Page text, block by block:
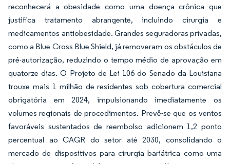
reconhecerá a obesidade como uma doença crônica que
justifica tratamento abrangente, incluindo cirurgia e
medicamentos antiobesidade. Grandes seguradoras privadas,
como a Blue Cross Blue Shield, já removeram os obstáculos de
pré-autorização, reduzindo o tempo médio de aprovação em
quatorze dias. O Projeto de Lei 106 do Senado da Louisiana
trouxe mais 1 milhão de residentes sob cobertura comercial
obrigatória em 2024, impulsionando imediatamente os
volumes regionais de procedimentos. Prevê-se que os ventos
favoráveis sustentados de reembolso adicionem 1,2 ponto
percentual ao CAGR do setor até 2030, consolidando o
mercado de dispositivos para cirurgia bariátrica como uma